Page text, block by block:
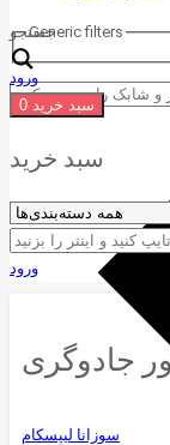
جستجو
Generic filters
ورود
سبد خرید 0
سبد خرید
ورود
جادوگری
سوزانا لیپسکام